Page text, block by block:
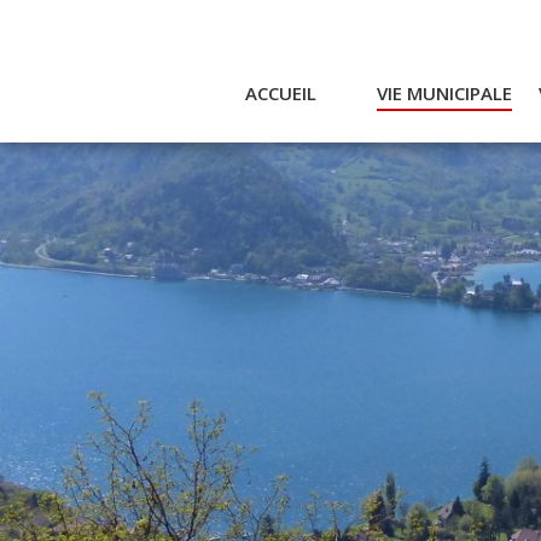
ACCUEIL VIE MUNICIPALE
Actualités et agenda
Conseil municipal
Actes
Réglementaires
Services municipaux
Intercommunalité
Emplois / Marchés
Finances